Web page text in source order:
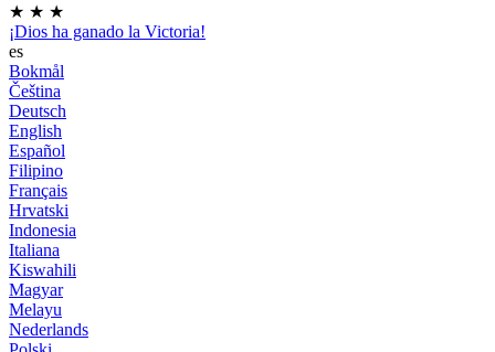
★ ★ ★
¡Dios ha ganado la Victoria!
es
Bokmål
Čeština
Deutsch
English
Español
Filipino
Français
Hrvatski
Indonesia
Italiana
Kiswahili
Magyar
Melayu
Nederlands